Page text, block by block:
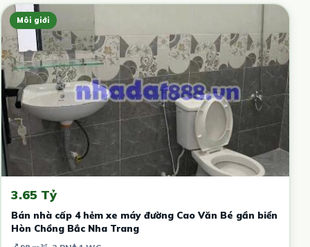
Môi giới
3.65 Tỷ
Bán nhà cấp 4 hẻm xe máy đường Cao Văn Bé gần biển
Hòn Chồng Bắc Nha Trang